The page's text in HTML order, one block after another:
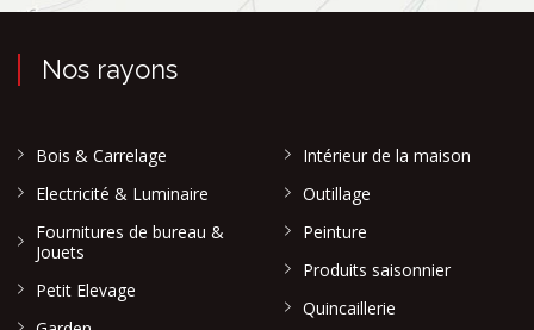
Nos rayons
Bois & Carrelage
Electricité & Luminaire
Fournitures de bureau &
Jouets
Petit Elevage
Intérieur de la maison
Outillage
Peinture
Produits saisonnier
Quincaillerie